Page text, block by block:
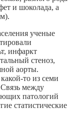
и шоколада, а
ученые
инфаркт
стеноз,
аорты.
то из семи
между
патологий
статистические